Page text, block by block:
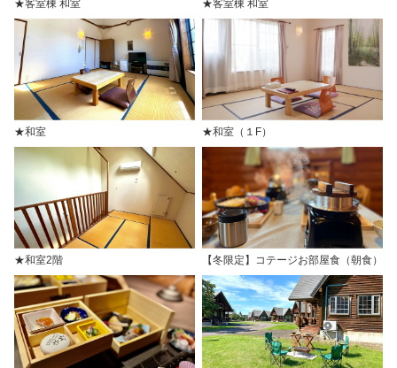
★客室棟 和室 ★客室棟 和室
★和室 ★和室（１F）
★和室2階 【冬限定】コテージお部屋食（朝食）